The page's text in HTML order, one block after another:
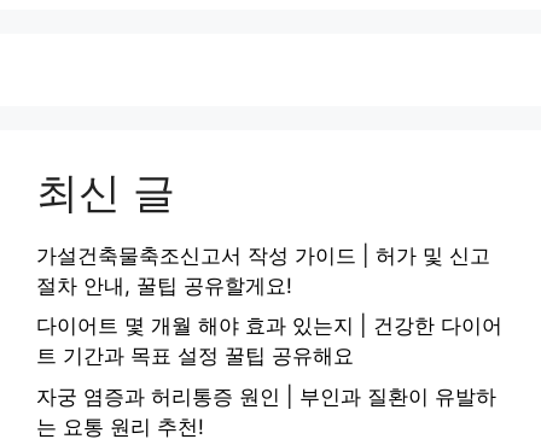
최신 글
가설건축물축조신고서 작성 가이드 | 허가 및 신고
절차 안내, 꿀팁 공유할게요!
다이어트 몇 개월 해야 효과 있는지 | 건강한 다이어
트 기간과 목표 설정 꿀팁 공유해요
자궁 염증과 허리통증 원인 | 부인과 질환이 유발하
는 요통 원리 추천!